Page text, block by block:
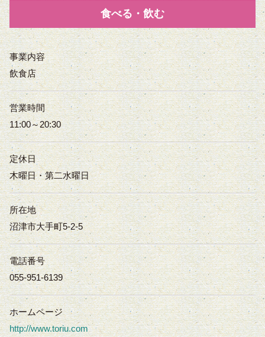
食べる・飲む
事業内容
飲食店
営業時間
11:00～20:30
定休日
木曜日・第二水曜日
所在地
沼津市大手町5-2-5
電話番号
055-951-6139
ホームページ
http://www.toriu.com